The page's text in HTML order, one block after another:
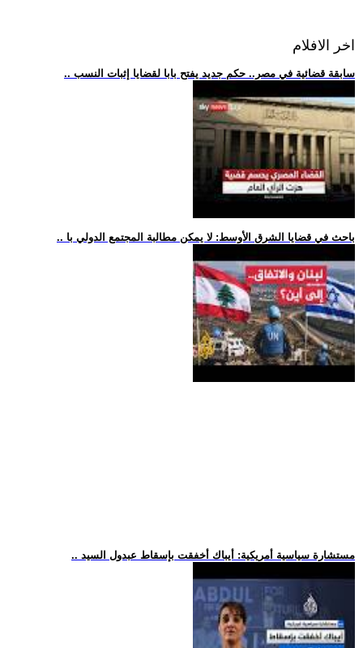
اخر الافلام
.. سابقة قضائية في مصر.. حكم جديد يفتح بابا لقضايا إثبات النسب
.. باحث في قضايا الشرق الأوسط: لا يمكن مطالبة المجتمع الدولي با
.. مستشارة سياسية أمريكية: أيباك أخفقت بإسقاط عبدول السيد